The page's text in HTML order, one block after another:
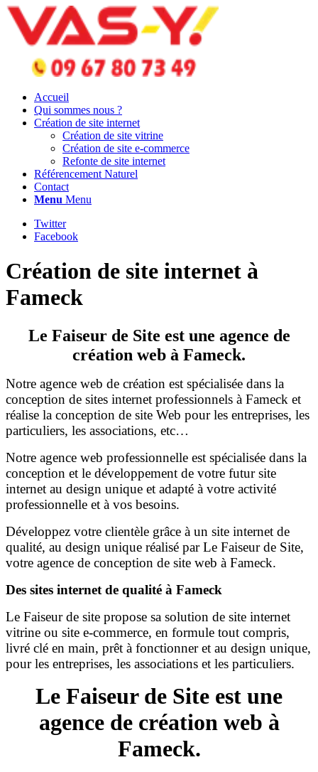
Accueil
Qui sommes nous ?
Création de site internet
Création de site vitrine
Création de site e-commerce
Refonte de site internet
Référencement Naturel
Contact
Menu Menu
Twitter
Facebook
Création de site internet à
Fameck
Le Faiseur de Site est une agence de
création web à Fameck.
Notre agence web de création est spécialisée dans la
conception de sites internet professionnels à Fameck et
réalise la conception de site Web pour les entreprises, les
particuliers, les associations, etc…
Notre agence web professionnelle est spécialisée dans la
conception et le développement de votre futur site
internet au design unique et adapté à votre activité
professionnelle et à vos besoins.
Développez votre clientèle grâce à un site internet de
qualité, au design unique réalisé par Le Faiseur de Site,
votre agence de conception de site web à Fameck.
Des sites internet de qualité à Fameck
Le Faiseur de site propose sa solution de site internet
vitrine ou site e-commerce, en formule tout compris,
livré clé en main, prêt à fonctionner et au design unique,
pour les entreprises, les associations et les particuliers.
Le Faiseur de Site est une
agence de création web à
Fameck.